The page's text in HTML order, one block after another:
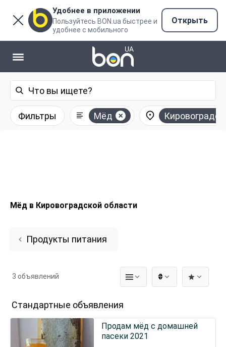
Удобнее в приложении
Пользуйтесь BON.ua быстрее и
удобнее с мобильного
Открыть
Фильтры Мёд
Мёд в Кировоградской области
Продукты питания
₴
3 объявлений
Стандартные объявления
Продам мёд с домашней
пасеки 2021